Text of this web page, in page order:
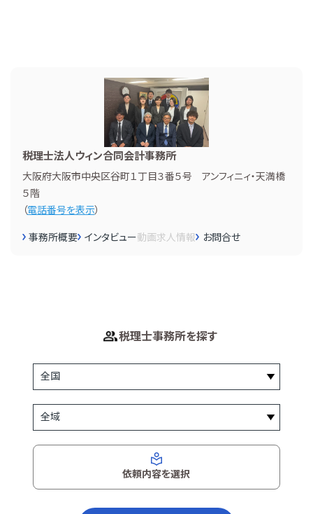
税理士法人ウィン合同会計事務所
大阪府大阪市中央区谷町１丁目３番５号 アンフィニィ・天満橋
５階
（電話番号を表示）
事務所概要 インタビュー動画求人情報 お問合せ
税理士事務所を探す
依頼内容を選択